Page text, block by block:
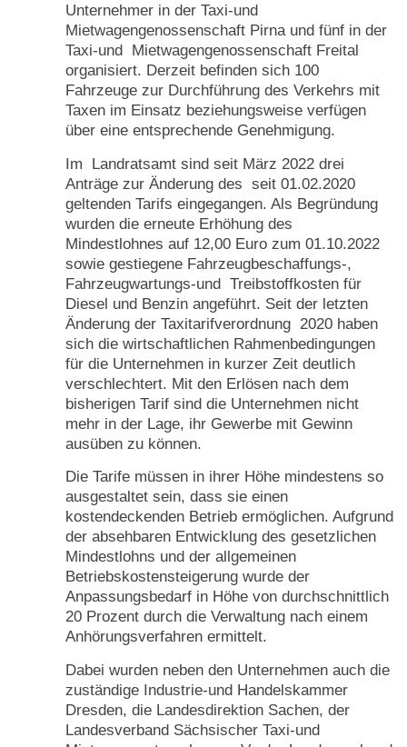
Unternehmer in der Taxi-und
Mietwagengenossenschaft Pirna und fünf in der
Taxi-und Mietwagengenossenschaft Freital
organisiert. Derzeit befinden sich 100
Fahrzeuge zur Durchführung des Verkehrs mit
Taxen im Einsatz beziehungsweise verfügen
über eine entsprechende Genehmigung.
Im Landratsamt sind seit März 2022 drei
Anträge zur Änderung des seit 01.02.2020
geltenden Tarifs eingegangen. Als Begründung
wurden die erneute Erhöhung des
Mindestlohnes auf 12,00 Euro zum 01.10.2022
sowie gestiegene Fahrzeugbeschaffungs-,
Fahrzeugwartungs-und Treibstoffkosten für
Diesel und Benzin angeführt. Seit der letzten
Änderung der Taxitarifverordnung 2020 haben
sich die wirtschaftlichen Rahmenbedingungen
für die Unternehmen in kurzer Zeit deutlich
verschlechtert. Mit den Erlösen nach dem
bisherigen Tarif sind die Unternehmen nicht
mehr in der Lage, ihr Gewerbe mit Gewinn
ausüben zu können.
Die Tarife müssen in ihrer Höhe mindestens so
ausgestaltet sein, dass sie einen
kostendeckenden Betrieb ermöglichen. Aufgrund
der absehbaren Entwicklung des gesetzlichen
Mindestlohns und der allgemeinen
Betriebskostensteigerung wurde der
Anpassungsbedarf in Höhe von durchschnittlich
20 Prozent durch die Verwaltung nach einem
Anhörungsverfahren ermittelt.
Dabei wurden neben den Unternehmen auch die
zuständige Industrie-und Handelskammer
Dresden, die Landesdirektion Sachen, der
Landesverband Sächsischer Taxi-und